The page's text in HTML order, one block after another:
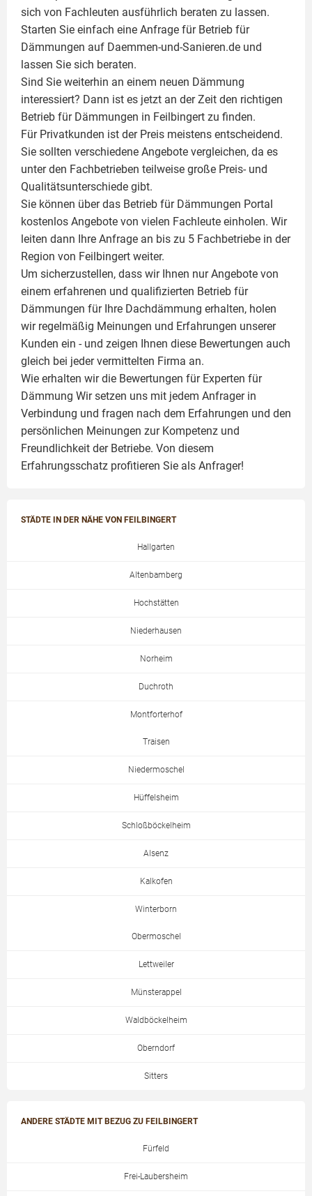
sich von Fachleuten ausführlich beraten zu lassen.
Starten Sie einfach eine Anfrage für Betrieb für
Dämmungen auf Daemmen-und-Sanieren.de und
lassen Sie sich beraten.
Sind Sie weiterhin an einem neuen Dämmung
interessiert? Dann ist es jetzt an der Zeit den richtigen
Betrieb für Dämmungen in Feilbingert zu finden.
Für Privatkunden ist der Preis meistens entscheidend.
Sie sollten verschiedene Angebote vergleichen, da es
unter den Fachbetrieben teilweise große Preis- und
Qualitätsunterschiede gibt.
Sie können über das Betrieb für Dämmungen Portal
kostenlos Angebote von vielen Fachleute einholen. Wir
leiten dann Ihre Anfrage an bis zu 5 Fachbetriebe in der
Region von Feilbingert weiter.
Um sicherzustellen, dass wir Ihnen nur Angebote von
einem erfahrenen und qualifizierten Betrieb für
Dämmungen für Ihre Dachdämmung erhalten, holen
wir regelmäßig Meinungen und Erfahrungen unserer
Kunden ein - und zeigen Ihnen diese Bewertungen auch
gleich bei jeder vermittelten Firma an.
Wie erhalten wir die Bewertungen für Experten für
Dämmung Wir setzen uns mit jedem Anfrager in
Verbindung und fragen nach dem Erfahrungen und den
persönlichen Meinungen zur Kompetenz und
Freundlichkeit der Betriebe. Von diesem
Erfahrungsschatz profitieren Sie als Anfrager!
STÄDTE IN DER NÄHE VON FEILBINGERT
Hallgarten
Altenbamberg
Hochstätten
Niederhausen
Norheim
Duchroth
Montforterhof
Traisen
Niedermoschel
Hüffelsheim
Schloßböckelheim
Alsenz
Kalkofen
Winterborn
Obermoschel
Lettweiler
Münsterappel
Waldböckelheim
Oberndorf
Sitters
ANDERE STÄDTE MIT BEZUG ZU FEILBINGERT
Fürfeld
Frei-Laubersheim